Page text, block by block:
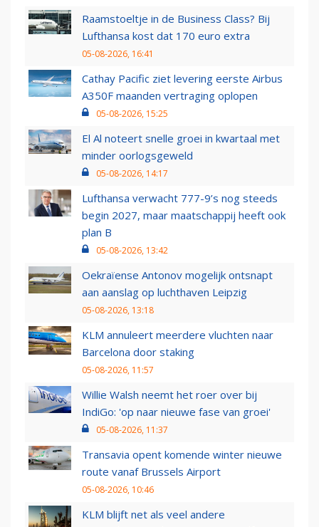
Raamstoeltje in de Business Class? Bij
Lufthansa kost dat 170 euro extra
05-08-2026, 16:41
Cathay Pacific ziet levering eerste Airbus
A350F maanden vertraging oplopen
05-08-2026, 15:25
El Al noteert snelle groei in kwartaal met
minder oorlogsgeweld
05-08-2026, 14:17
Lufthansa verwacht 777-9’s nog steeds
begin 2027, maar maatschappij heeft ook
plan B
05-08-2026, 13:42
Oekraïense Antonov mogelijk ontsnapt
aan aanslag op luchthaven Leipzig
05-08-2026, 13:18
KLM annuleert meerdere vluchten naar
Barcelona door staking
05-08-2026, 11:57
Willie Walsh neemt het roer over bij
IndiGo: 'op naar nieuwe fase van groei'
05-08-2026, 11:37
Transavia opent komende winter nieuwe
route vanaf Brussels Airport
05-08-2026, 10:46
KLM blijft net als veel andere